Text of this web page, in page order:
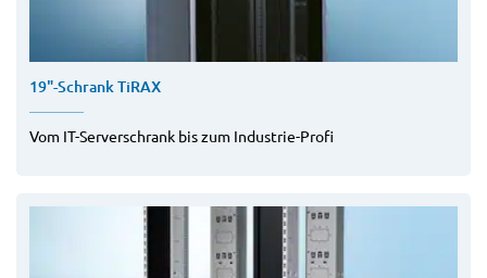
19"-Schrank TiRAX
Vom IT-Serverschrank bis zum Industrie-Profi